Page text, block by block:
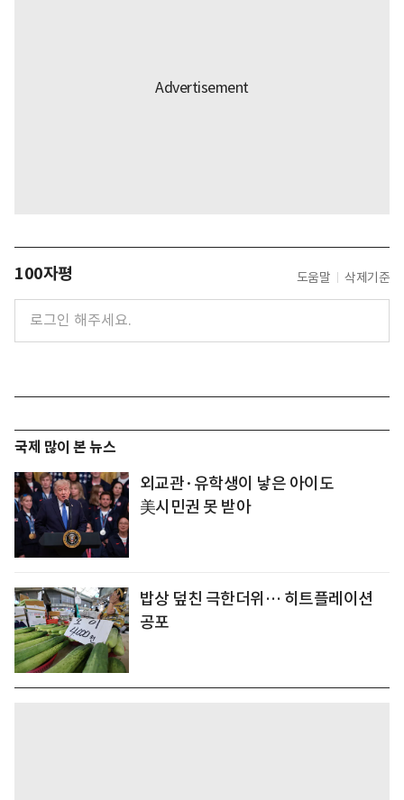
100자평 도움말 삭제기준
국제 많이 본 뉴스
외교관·유학생이 낳은 아이도
美시민권 못 받아
밥상 덮친 극한더위… 히트플레이션
공포